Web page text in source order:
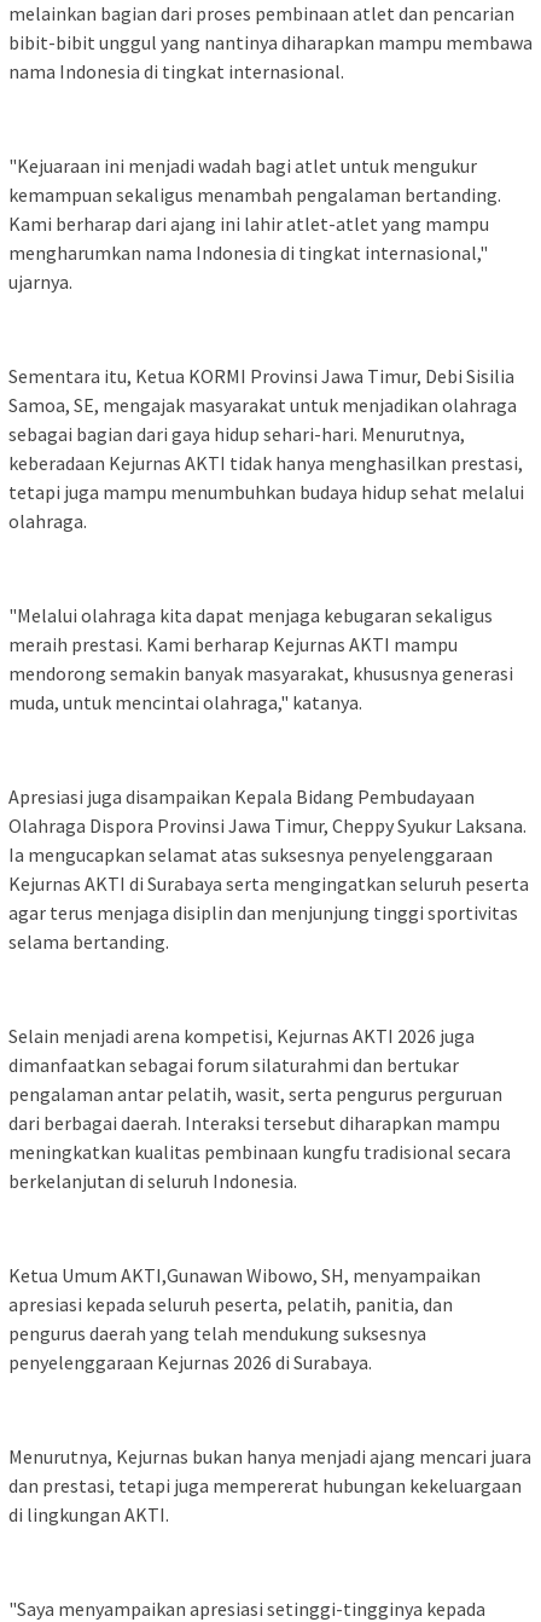
melainkan bagian dari proses pembinaan atlet dan pencarian
bibit-bibit unggul yang nantinya diharapkan mampu membawa
nama Indonesia di tingkat internasional.
"Kejuaraan ini menjadi wadah bagi atlet untuk mengukur
kemampuan sekaligus menambah pengalaman bertanding.
Kami berharap dari ajang ini lahir atlet-atlet yang mampu
mengharumkan nama Indonesia di tingkat internasional,"
ujarnya.
Sementara itu, Ketua KORMI Provinsi Jawa Timur, Debi Sisilia
Samoa, SE, mengajak masyarakat untuk menjadikan olahraga
sebagai bagian dari gaya hidup sehari-hari. Menurutnya,
keberadaan Kejurnas AKTI tidak hanya menghasilkan prestasi,
tetapi juga mampu menumbuhkan budaya hidup sehat melalui
olahraga.
"Melalui olahraga kita dapat menjaga kebugaran sekaligus
meraih prestasi. Kami berharap Kejurnas AKTI mampu
mendorong semakin banyak masyarakat, khususnya generasi
muda, untuk mencintai olahraga," katanya.
Apresiasi juga disampaikan Kepala Bidang Pembudayaan
Olahraga Dispora Provinsi Jawa Timur, Cheppy Syukur Laksana.
Ia mengucapkan selamat atas suksesnya penyelenggaraan
Kejurnas AKTI di Surabaya serta mengingatkan seluruh peserta
agar terus menjaga disiplin dan menjunjung tinggi sportivitas
selama bertanding.
Selain menjadi arena kompetisi, Kejurnas AKTI 2026 juga
dimanfaatkan sebagai forum silaturahmi dan bertukar
pengalaman antar pelatih, wasit, serta pengurus perguruan
dari berbagai daerah. Interaksi tersebut diharapkan mampu
meningkatkan kualitas pembinaan kungfu tradisional secara
berkelanjutan di seluruh Indonesia.
Ketua Umum AKTI,Gunawan Wibowo, SH, menyampaikan
apresiasi kepada seluruh peserta, pelatih, panitia, dan
pengurus daerah yang telah mendukung suksesnya
penyelenggaraan Kejurnas 2026 di Surabaya.
Menurutnya, Kejurnas bukan hanya menjadi ajang mencari juara
dan prestasi, tetapi juga mempererat hubungan kekeluargaan
di lingkungan AKTI.
"Saya menyampaikan apresiasi setinggi-tingginya kepada